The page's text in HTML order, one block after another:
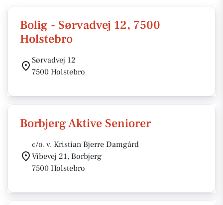
Bolig - Sørvadvej 12, 7500
Holstebro
Sørvadvej 12
7500 Holstebro
Borbjerg Aktive Seniorer
c/o. v. Kristian Bjerre Damgård
Vibevej 21, Borbjerg
7500 Holstebro